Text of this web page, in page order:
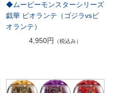
◆ムービーモンスターシリーズ
戯華 ビオランテ（ゴジラvsビ
オランテ）
4,950円
（税込み）